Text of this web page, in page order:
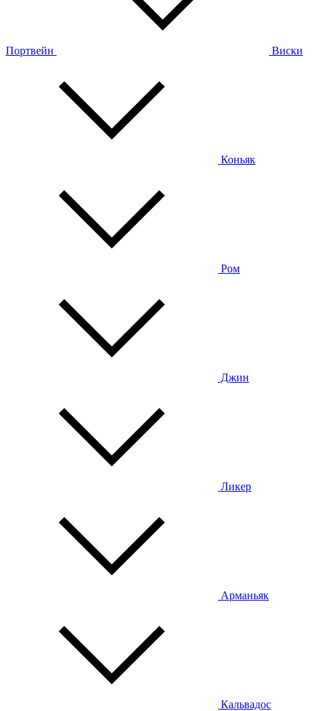
Портвейн Виски
Коньяк
Ром
Джин
Ликер
Арманьяк
Кальвадос